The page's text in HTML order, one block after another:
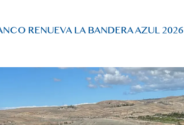
RENUEVA LA BANDERA AZUL 2026